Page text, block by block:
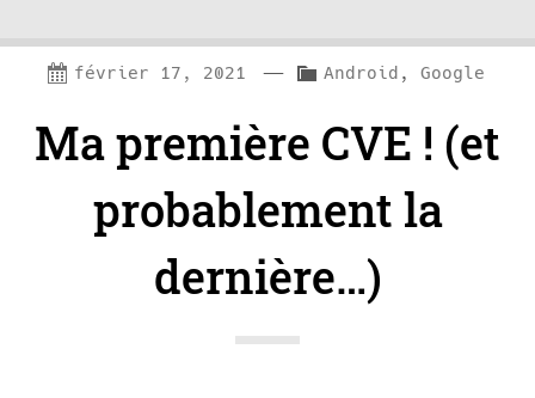
content
navigation
février 17, 2021 — C
t
g
r
i
Android ,Google
Ma première CVE ! (et
probablement la
dernière…)